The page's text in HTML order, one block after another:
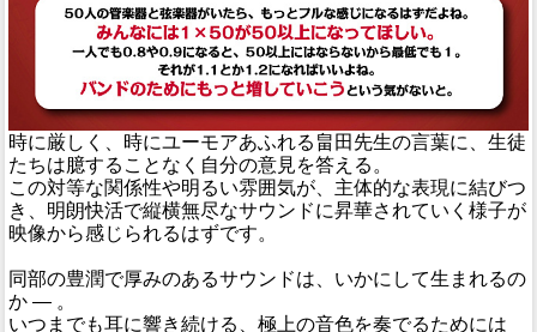
時に厳しく、時にユーモアあふれる畠田先生の言葉に、生徒
たちは臆することなく自分の意見を答える。
この対等な関係性や明るい雰囲気が、主体的な表現に結びつ
き、明朗快活で縦横無尽なサウンドに昇華されていく様子が
映像から感じられるはずです。
同部の豊潤で厚みのあるサウンドは、いかにして生まれるの
か ― 。
いつまでも耳に響き続ける、極上の音色を奏でるためには